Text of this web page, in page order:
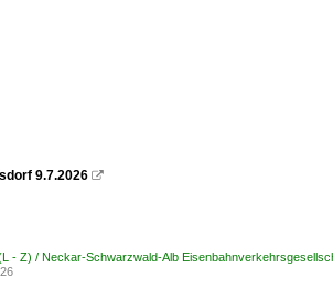
9.7.2026 
- Z) / Neckar-Schwarzwald-Alb